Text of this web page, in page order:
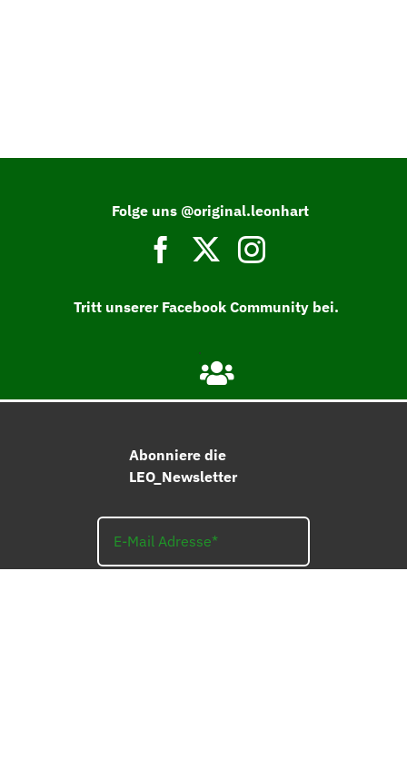
Folge uns @original.leonhart
Tritt unserer Facebook Community bei.
Abonniere die
LEO_Newsletter